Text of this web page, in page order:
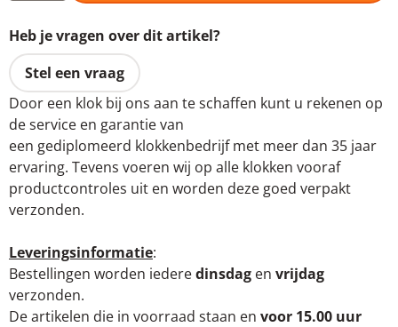
Heb je vragen over dit artikel?
Stel een vraag
Door een klok bij ons aan te schaffen kunt u rekenen op
de service en garantie van
een gediplomeerd klokkenbedrijf met meer dan 35 jaar
ervaring. Tevens voeren wij op alle klokken vooraf
productcontroles uit en worden deze goed verpakt
verzonden.
Leveringsinformatie:
Bestellingen worden iederedinsdag en vrijdag
verzonden.
De artikelen die in voorraad staan en voor 15.00 uur